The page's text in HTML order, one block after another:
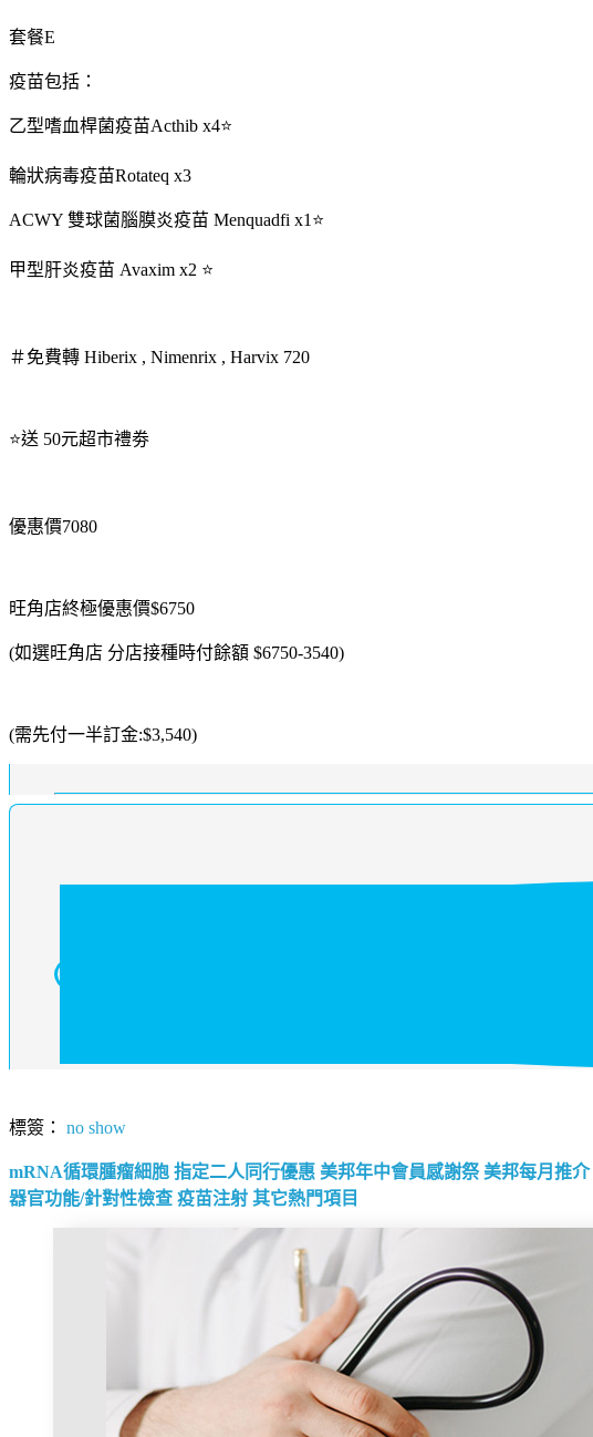
套餐E
疫苗包括：
乙型嗜血桿菌疫苗Acthib x4⭐
輪狀病毒疫苗Rotateq x3
ACWY 雙球菌腦膜炎疫苗 Menquadfi x1⭐
甲型肝炎疫苗 Avaxim x2 ⭐
＃免費轉 Hiberix , Nimenrix , Harvix 720
⭐送 50元超市禮劵
優惠價7080
旺角店終極優惠價$6750
(如選旺角店 分店接種時付餘額 $6750-3540)
(需先付一半訂金:$3,540)
標簽： no show
mRNA循環腫瘤細胞 指定二人同行優惠 美邦年中會員感謝祭 美邦每月推介
器官功能/針對性檢查 疫苗注射 其它熱門項目